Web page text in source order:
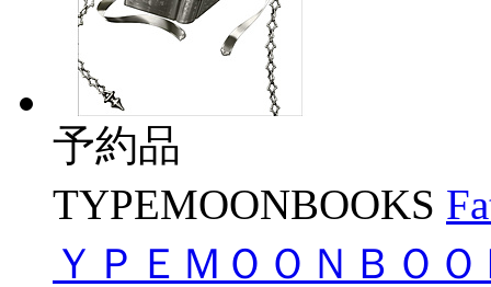
予約品
TYPEMOONBOOKS
ＹＰＥＭＯＯＮＢＯ